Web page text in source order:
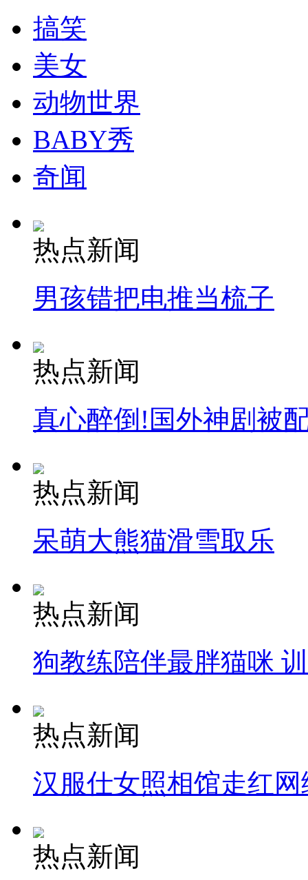
纽约上演“枕头大战”
司机酒驾遇交警 急速倒车逃窜
搞笑
美女
动物世界
BABY秀
奇闻
热点新闻
男孩错把电推当梳子
热点新闻
真心醉倒!国外神剧被
热点新闻
呆萌大熊猫滑雪取乐
热点新闻
狗教练陪伴最胖猫咪
热点新闻
汉服仕女照相馆走红网
热点新闻